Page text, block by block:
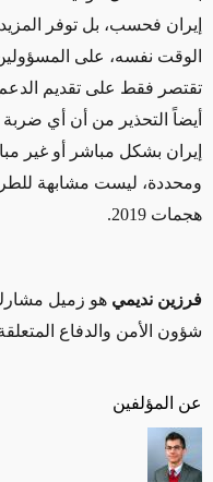
عن المؤلفين
إيران فحسب، بل توفر
الوقت نفسه، على
تقتصر فقط على تقديم
أيضاً التحذير من أن أي
إيران بشكل مباشر أو غير
ومحددة، ليست مشابهة
هجمات 2019
.
فرزين نديمي هو زميل
شؤون الأمن والدفاع